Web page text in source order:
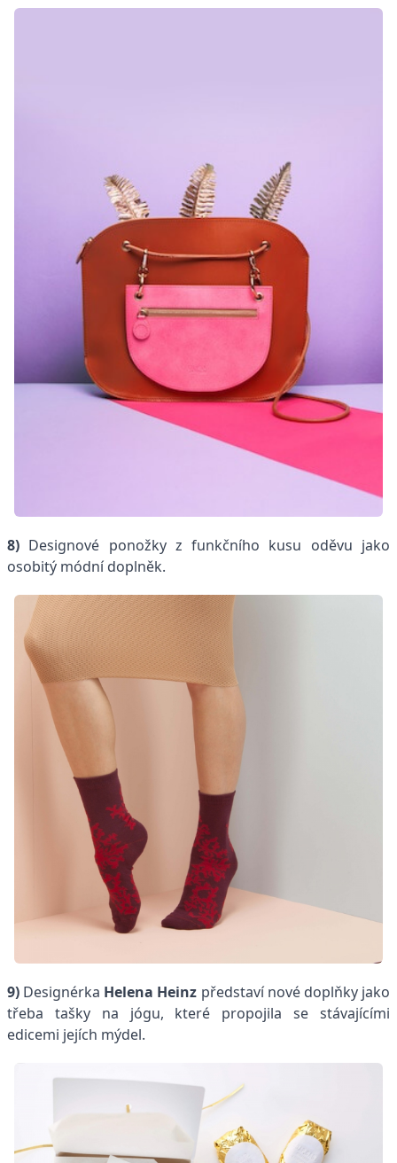
8) Designové ponožky z funkčního kusu oděvu jako
osobitý módní doplněk.
9) Designérka Helena Heinz představí nové doplňky jako
třeba tašky na jógu, které propojila se stávajícími
edicemi jejích mýdel.